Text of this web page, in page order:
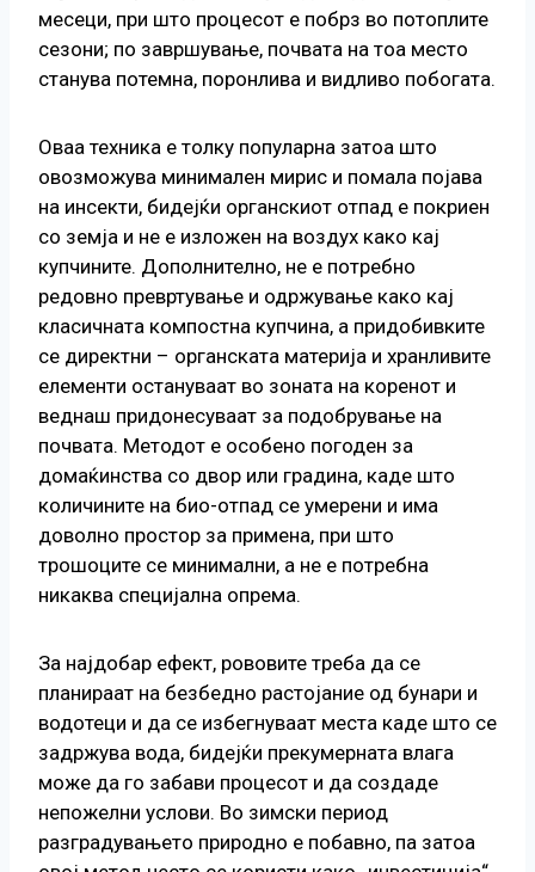
месеци, при што процесот е побрз во потоплите
сезони; по завршување, почвата на тоа место
станува потемна, поронлива и видливо побогата.
Оваа техника е толку популарна затоа што
овозможува минимален мирис и помала појава
на инсекти, бидејќи органскиот отпад е покриен
со земја и не е изложен на воздух како кај
купчините. Дополнително, не е потребно
редовно превртување и одржување како кај
класичната компостна купчина, а придобивките
се директни – органската материја и хранливите
елементи остануваат во зоната на коренот и
веднаш придонесуваат за подобрување на
почвата. Методот е особено погоден за
домаќинства со двор или градина, каде што
количините на био-отпад се умерени и има
доволно простор за примена, при што
трошоците се минимални, а не е потребна
никаква специјална опрема.
За најдобар ефект, рововите треба да се
планираат на безбедно растојание од бунари и
водотеци и да се избегнуваат места каде што се
задржува вода, бидејќи прекумерната влага
може да го забави процесот и да создаде
непожелни услови. Во зимски период
разградувањето природно е побавно, па затоа